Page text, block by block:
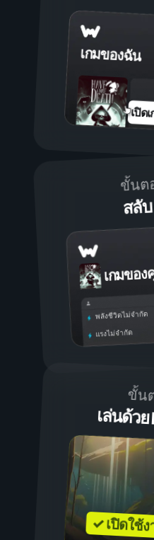
เกมของฉัน
เปิด
ขั้นต
สลั
เกมขอ
พลังชีวิตไม่จำกัด
แรงไม่จำกัด
ขั้น
เล่นด้ว
✓ เปิดใช้